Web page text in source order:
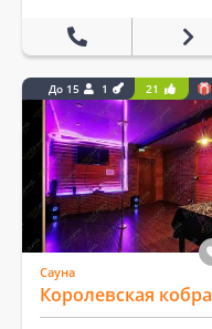
До 15 1 21
Сауна
Королевская кобра